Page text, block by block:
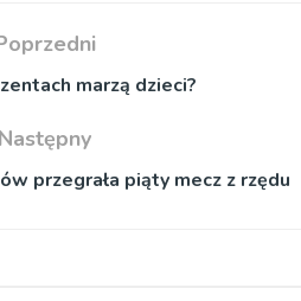
marzą dzieci?
Następny
przegrała piąty mecz z rzędu